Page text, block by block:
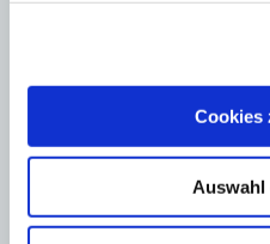
Cookies
Auswahl